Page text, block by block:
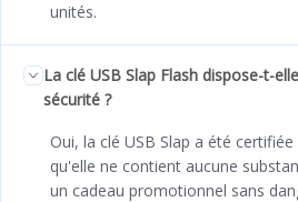
unités.
La clé USB Slap Flash dispose-t-
sécurité ?
Oui, la clé USB Slap a été
qu'elle ne contient aucune
un cadeau promotionnel sans